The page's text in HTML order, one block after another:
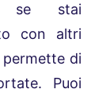
stai
con altri
di
Puoi